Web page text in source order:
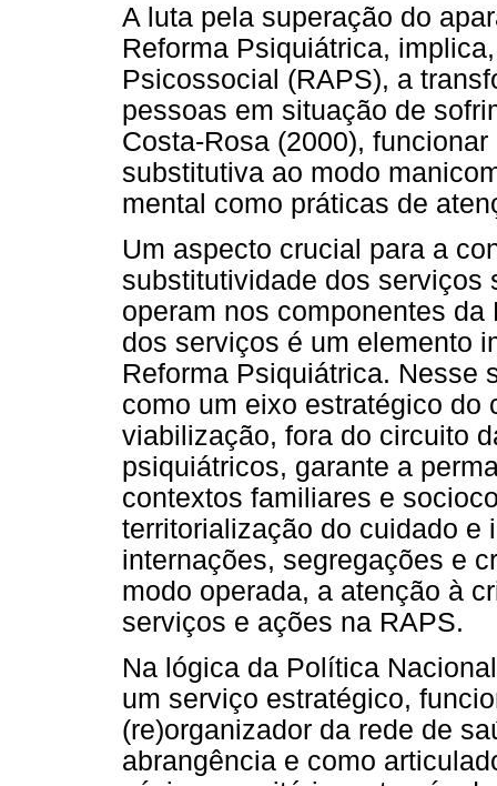
A luta pela superação do
Reforma Psiquiátrica,
Psicossocial (RAPS), a
pessoas em situação de
Costa-Rosa (2000),
substitutiva ao modo
mental como práticas de
Um aspecto crucial para a
substitutividade dos serviços
operam nos componentes
dos serviços é um elemento
Reforma Psiquiátrica. Nesse
como um eixo estratégico do
viabilização, fora do circuito
psiquiátricos, garante a
contextos familiares e
territorialização do cuidado e
internações, segregações e
modo operada, a atenção à
serviços e ações na RAPS.
Na lógica da Política
um serviço estratégico,
(re)organizador da rede de
abrangência e como